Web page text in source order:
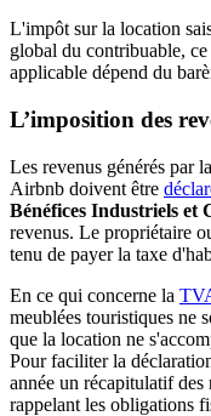
L'impôt sur la location
global du contribuable,
applicable dépend du
L’imposition des
Les revenus générés par
Airbnb doivent être
Bénéfices Industriels et
revenus. Le propriétaire
tenu de payer la taxe
En ce qui concerne la
meublées touristiques ne
que la location ne
Pour faciliter la
année un récapitulatif des
rappelant les obligations